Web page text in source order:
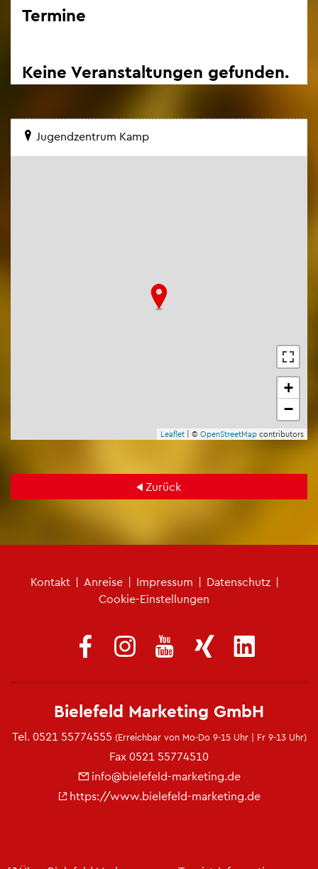
Ter­mi­ne
Keine Ver­an­stal­tun­gen ge­fun­den.
Ju­gend­zen­trum Kamp
+
−
Leaf­let | © Open­Street­Map con­tri­bu­tors
Zu­rück
Kon­takt | An­rei­se | Im­pres­sum | Da­ten­schutz |
Coo­kie-Ein­stel­lun­gen
Bie­le­feld Mar­ke­ting GmbH
Tel. 0521 55774555 (Er­reich­bar von Mo-Do 9-15 Uhr | Fr 9-13 Uhr)
Fax 0521 55774510
info@​bielefeld-​marketing.​de
https://​www.​bielefeld-​marketing.​de